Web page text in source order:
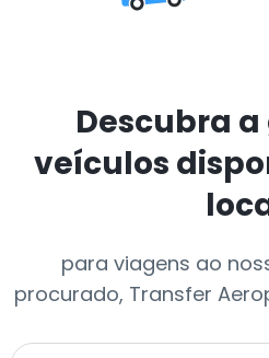
Descubra
veículos
para viagens ao
procurado, Transfer